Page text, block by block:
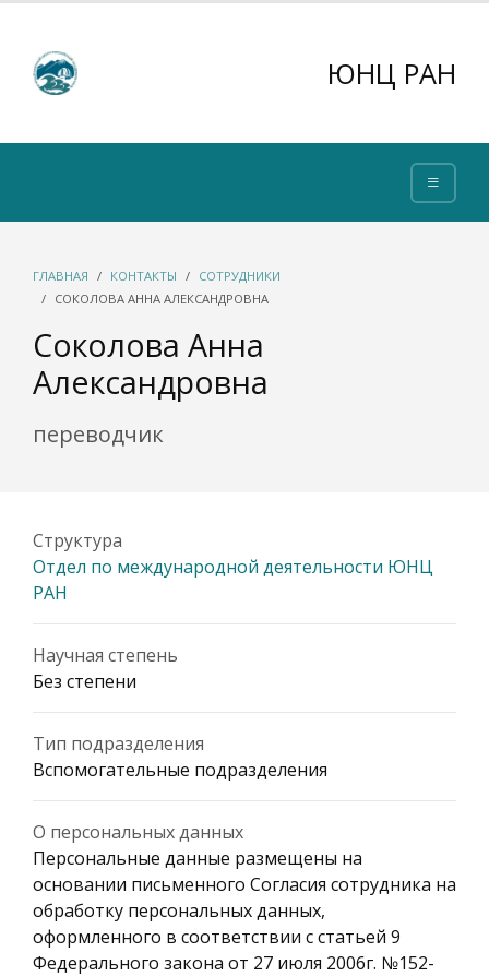
ЮНЦ РАН
ГЛАВНАЯ КОНТАКТЫ
СОТРУДНИКИ
СОКОЛОВА АННА АЛЕКСАНДРОВНА
Соколова Анна
Александровна
переводчик
Структура
Отдел по международной деятельности ЮНЦ
РАН
Научная степень
Без степени
Тип подразделения
Вспомогательные подразделения
О персональных данных
Персональные данные размещены на
основании письменного Согласия сотрудника на
обработку персональных данных,
оформленного в соответствии с статьей 9
Федерального закона от 27 июля 2006г. №152-